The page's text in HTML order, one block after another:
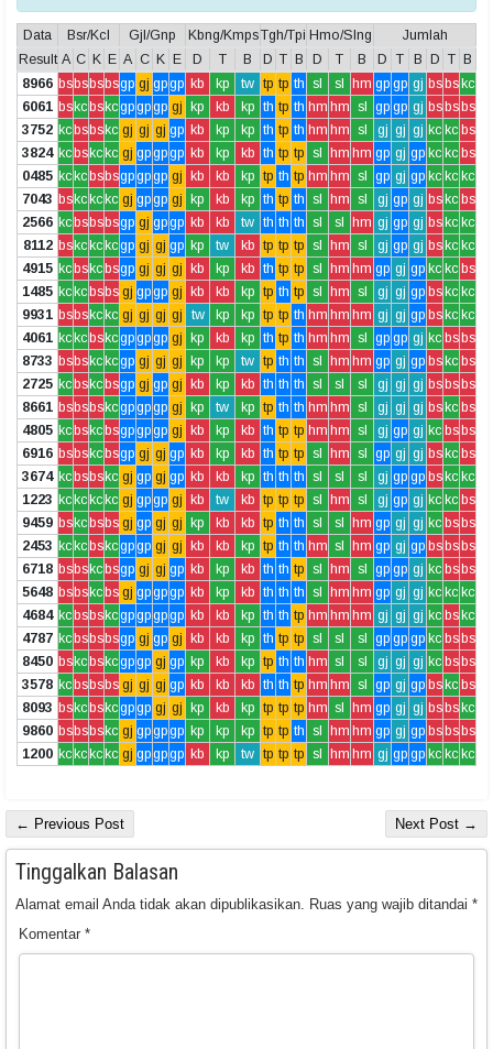
Data Bsr/Kcl Gjl/Gnp Kbng/KmpsTgh/Tpi Hmo/Slng
Jumlah
Result A C K E A C K E D T B D T B D T B D T B D T B
8966 bsbsbsbsgp gj gpgp kb kp tw tp tp th sl sl hm gp gp gj bsbskc
6061 bskcbskcgpgpgp gj kp kb kp th tp th hm hm sl gp gp gj bsbsbs
3752 kcbsbskc gj gj gj gp kb kp kp th tp th hm hm sl gj gj gj kc kc bs
3824 kcbskckc gj gpgpgp kb kp kb th tp tp sl hm hm gp gj gp kc kc bs
0485 kckcbsbsgpgpgp gj kb kb kp tp th tp hm hm sl gp gj gp kc kc kc
7043 bskckckc gj gpgp gj kp kb kp th tp th sl hm sl gj gp gj bskc bs
2566 kcbsbsbsgp gj gpgp kb kb tw th th th sl sl hm gj gp gj bskc kc
8112 bskckckcgp gj gj gp kp tw kb tp tp tp sl hm sl gj gp gj bskc kc
4915 kcbskcbsgp gj gj gj kb kp kb th tp tp sl hm hm gp gj gp kc kc bs
1485 kckcbsbs gj gpgp gj kb kb kp tp th tp sl hm sl gj gj gp bskc kc
9931 bsbskckc gj gj gj gj tw kp kp tp tp th hm hm hm gj gj gp bskc kc
4061 kckcbskcgpgpgp gj kp kb kp th tp th hm hm sl gp gp gj kc bsbs
8733 bsbskckcgp gj gj gj kp kp tw tp th th sl hm hm gp gj gp bskc bs
2725 kcbskcbsgp gj gp gj kb kp kb th th th sl sl sl gj gj gj bsbsbs
8661 bsbsbskcgpgpgp gj kp tw kp tp th th hm hm sl gj gj gj bskc bs
4805 kcbskcbsgpgpgp gj kb kp kb th tp tp hm hm sl gj gp gj kc bsbs
6916 bsbskcbsgp gj gj gp kb kp kb th tp tp sl hm sl gp gj gj bskc bs
3674 kcbsbskc gj gp gj gp kb kb kp th th th sl sl sl gj gp gp bskc kc
1223 kckckckc gj gpgp gj kb tw kb tp tp tp sl hm sl gj gp gj kc kc bs
9459 bskcbsbs gj gp gj gj kp kb kb tp th th sl sl hm gp gj gj kc bsbs
2453 kckcbskcgpgp gj gj kb kb kp tp th th hm sl hm gp gj gp bsbsbs
6718 bsbskcbsgp gj gj gp kb kp kb th th tp sl hm sl gp gp gj kc bsbs
5648 bsbskcbs gj gpgpgp kb kp kb th th th sl hm hm gp gj gj kc kc kc
4684 kcbsbskcgpgpgpgp kb kb kp th th tp hm hm hm gj gj gj kc bskc
4787 kcbsbsbsgp gj gp gj kb kb kp th tp tp sl sl sl gp gp gp kc bsbs
8450 bskcbskcgpgp gj gp kp kb kp tp th th hm sl sl gj gj gj kc bsbs
3578 kcbsbsbs gj gj gj gp kb kb kb th th tp hm hm sl gp gj gp bskc bs
8093 bskcbskcgpgp gj gj kp kb kp tp tp tp hm sl hm gp gj gj bsbskc
9860 bsbsbskc gj gpgpgp kp kp kp tp tp th sl hm hm gp gj gp bsbsbs
1200 kckckckc gj gpgpgp kb kp tw tp tp tp sl hm hm gj gp gp kc kc kc
← Previous Post Next Post →
Tinggalkan Balasan
Alamat email Anda tidak akan dipublikasikan. Ruas yang wajib ditandai *
Komentar *